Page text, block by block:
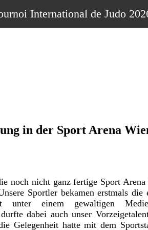
International de Judo
in der Sport Arena
noch nicht ganz fertige Sport Arena
Sportler bekamen erstmals die
unter einem gewaltigen
dabei auch unser
Gelegenheit hatte mit dem